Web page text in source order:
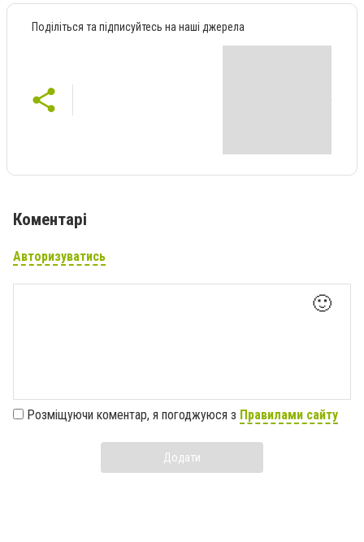
Поділіться та підписуйтесь на наші джерела
Коментарі
Авторизуватись
🙂
Розміщуючи коментар, я погоджуюся з Правилами сайту
Додати